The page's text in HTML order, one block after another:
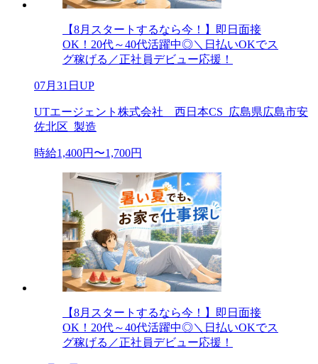
【8月スタートするなら今！】即日面接
OK！20代～40代活躍中◎＼日払いOKでス
グ稼げる／正社員デビュー応援！
07月31日UP
UTエージェント株式会社 西日本CS_広島県広島市安
佐北区_製造
時給1,400円〜1,700円
【8月スタートするなら今！】即日面接
OK！20代～40代活躍中◎＼日払いOKでス
グ稼げる／正社員デビュー応援！